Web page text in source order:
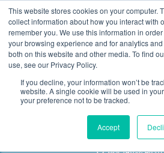
This website stores cookies on your computer.
collect information about how you interact with
remember you. We use this information in
your browsing experience and for analytics
both on this website and other media. To find
use, see our Privacy Policy.
If you decline, your information won’t be
website. A single cookie will be used in
your preference not to be tracked.
Accept
Skip
to
content
2155 9055
預約
我們的醫護